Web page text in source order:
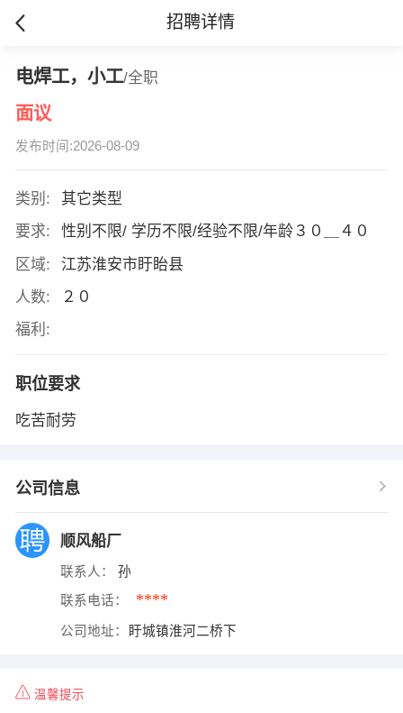
招聘详情
电焊工，小工/全职
面议
发布时间:2026-08-09
类别:
其它类型
要求:
性别不限/ 学历不限/经验不限/年龄３０＿４０
区域:
江苏淮安市盱眙县
人数:
２０
福利:
职位要求
吃苦耐劳
公司信息
顺风船厂
联系人： 孙
联系电话： ****
公司地址： 盱城镇淮河二桥下
温馨提示